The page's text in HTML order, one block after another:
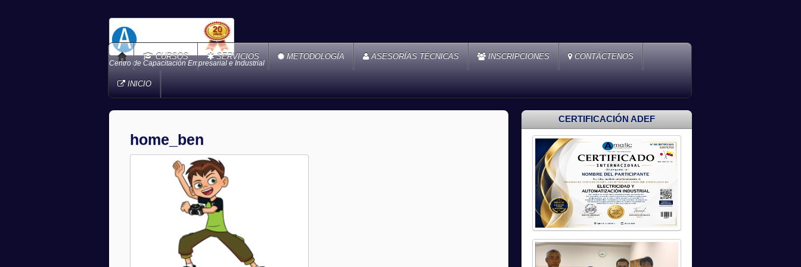
Centro de Capacitación Empresarial e Industrial
CURSOS SERVICIOS METODOLOGÍA ASESORÍAS TÉCNICAS INSCRIPCIONES CONTÁCTENOS
INICIO
home_ben
CERTIFICACIÓN ADEF